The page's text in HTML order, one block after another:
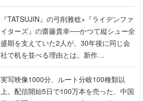
で作り込まれた理由を両ディレクターに聞
く
『TATSUJIN』の弓削雅稔×『ライデンファ
イターズ』の齋藤貴幸──かつて縦シュー全
盛期を支えていた2人が、30年後に同じ会
社で机を並べる理由とは。新作
『TATSUJIN EXTREME』で初タッグを組
んだレジェンド2人に訊く開発秘話
実写映像1000分、ルート分岐100種類以
上。配信開始5日で100万本を売った、中国